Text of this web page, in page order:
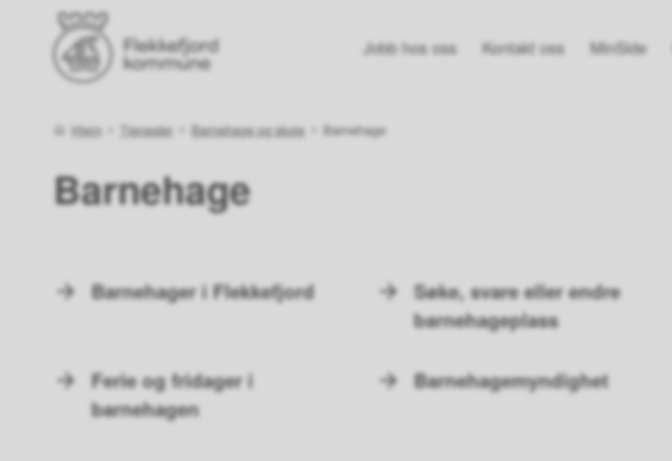
Jobb hos oss Kontakt oss MinSide
Du er her:
Hjem Tjenester Barnehage og skole Barnehage
Barnehage
Barnehager i Flekkefjord
Søke, svare eller endre
barnehageplass
Ferie og fridager i
barnehagen
Barnehagemyndighet